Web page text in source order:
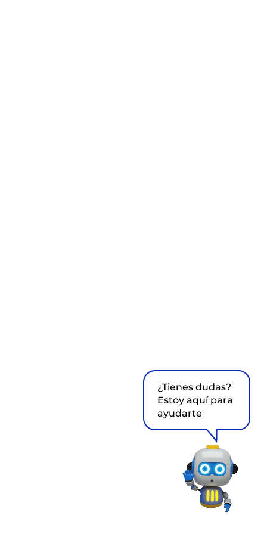
¿Tienes dudas?
Estoy aquí para
ayudarte